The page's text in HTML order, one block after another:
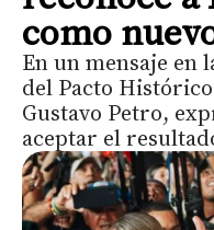
como
En un mensaje en
del Pacto
Gustavo Petro,
aceptar el